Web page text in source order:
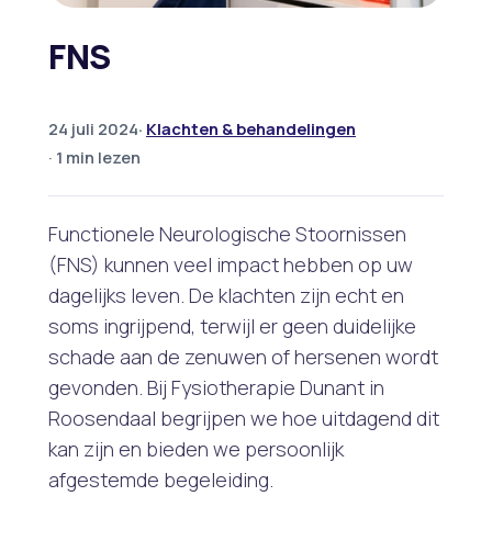
FNS
24 juli 2024· Klachten & behandelingen
· 1 min lezen
Functionele Neurologische Stoornissen
(FNS) kunnen veel impact hebben op uw
dagelijks leven. De klachten zijn echt en
soms ingrijpend, terwijl er geen duidelijke
schade aan de zenuwen of hersenen wordt
gevonden. Bij Fysiotherapie Dunant in
Roosendaal begrijpen we hoe uitdagend dit
kan zijn en bieden we persoonlijk
afgestemde begeleiding.